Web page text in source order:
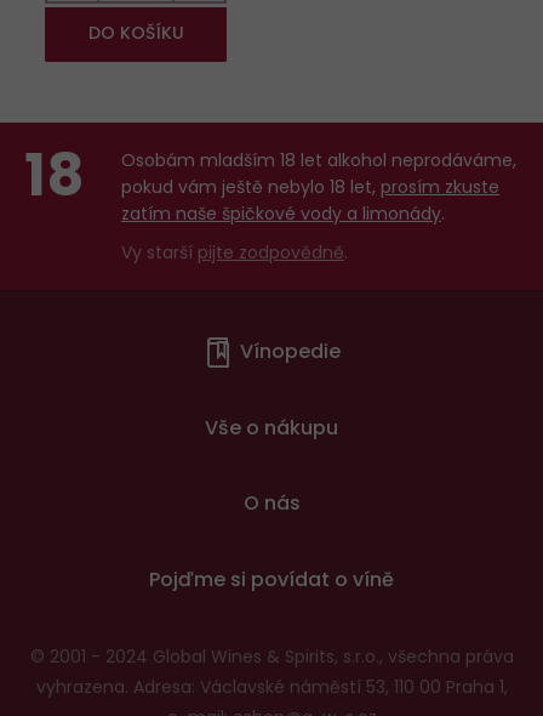
DO KOŠÍKU
18
Osobám mladším 18 let alkohol neprodáváme,
pokud vám ještě nebylo 18 let, prosím zkuste
zatím naše špičkové vody a limonády.
Vy starší pijte zodpovědně.
Vínopedie
Vše o nákupu
O nás
Pojďme si povídat o víně
© 2001 - 2024 Global Wines & Spirits, s.r.o., všechna práva
vyhrazena. Adresa: Václavské náměstí 53, 110 00 Praha 1,